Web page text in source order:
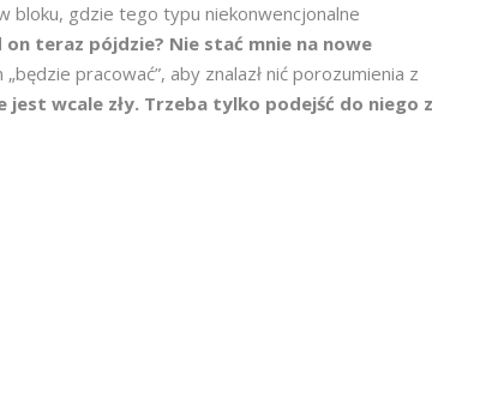
bloku, gdzie tego typu niekonwencjonalne
on teraz pójdzie? Nie stać mnie na nowe
pracować”, aby znalazł nić porozumienia z
jest wcale zły. Trzeba tylko podejść do niego z